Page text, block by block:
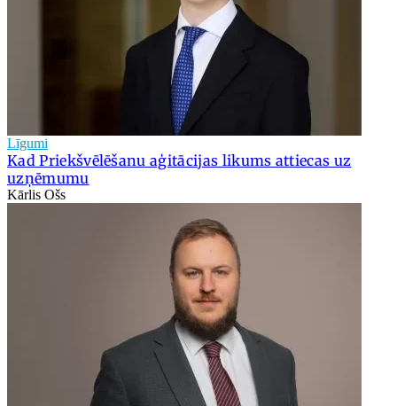
Līgumi
Kad Priekšvēlēšanu aģitācijas likums attiecas uz
uzņēmumu
Kārlis Ošs